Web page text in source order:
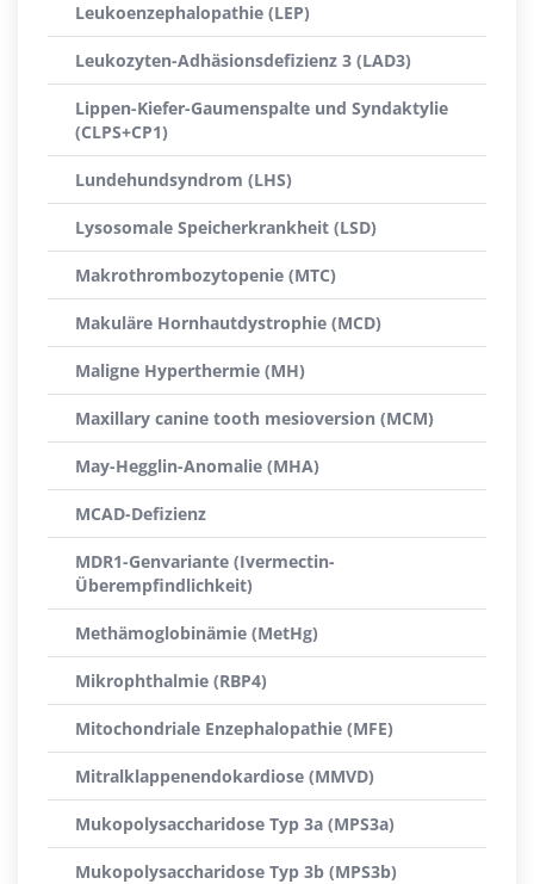
Leukoenzephalopathie (LEP)
Leukozyten-Adhäsionsdefizienz 3 (LAD3)
Lippen-Kiefer-Gaumenspalte und Syndaktylie
(CLPS+CP1)
Lundehundsyndrom (LHS)
Lysosomale Speicherkrankheit (LSD)
Makrothrombozytopenie (MTC)
Makuläre Hornhautdystrophie (MCD)
Maligne Hyperthermie (MH)
Maxillary canine tooth mesioversion (MCM)
May-Hegglin-Anomalie (MHA)
MCAD-Defizienz
MDR1-Genvariante (Ivermectin-
Überempfindlichkeit)
Methämoglobinämie (MetHg)
Mikrophthalmie (RBP4)
Mitochondriale Enzephalopathie (MFE)
Mitralklappenendokardiose (MMVD)
Mukopolysaccharidose Typ 3a (MPS3a)
Mukopolysaccharidose Typ 3b (MPS3b)